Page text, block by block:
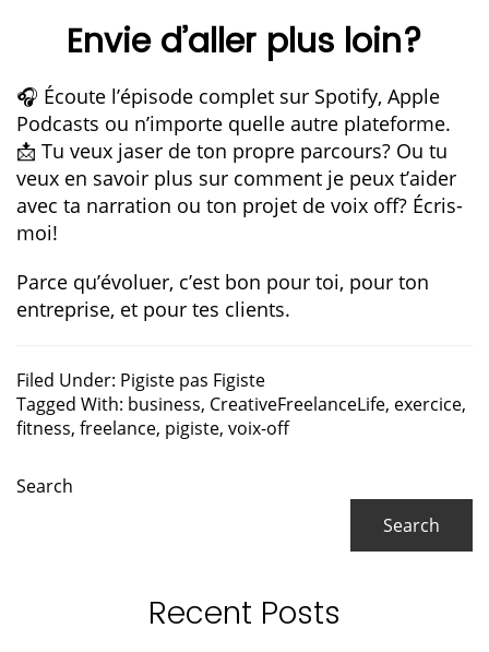
Envie d’aller plus loin?
🎧 Écoute l’épisode complet sur Spotify, Apple
Podcasts ou n’importe quelle autre plateforme.
📩 Tu veux jaser de ton propre parcours? Ou tu
veux en savoir plus sur comment je peux t’aider
avec ta narration ou ton projet de voix off? Écris-
moi!
Parce qu’évoluer, c’est bon pour toi, pour ton
entreprise, et pour tes clients.
Filed Under: Pigiste pas Figiste
Tagged With: business, CreativeFreelanceLife, exercice,
fitness, freelance, pigiste, voix-off
Primary
Search
Search
Recent Posts